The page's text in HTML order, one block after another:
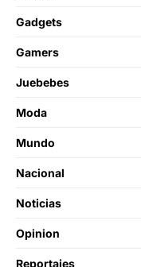
Gadgets
Gamers
Juebebes
Moda
Mundo
Nacional
Noticias
Opinion
Reportajes